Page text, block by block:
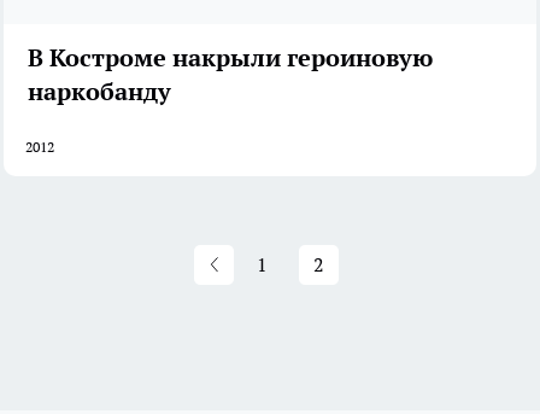
В Костроме накрыли героиновую
наркобанду
2012
1 2